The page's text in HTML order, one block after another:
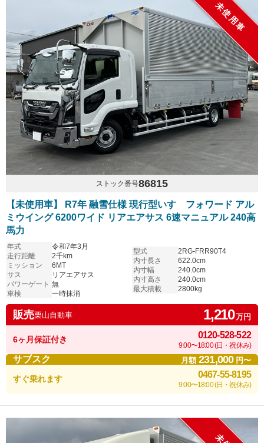
未使用車
ストック番号86815
【未使用車】 R7年 融雪仕様 現行型いすゞフォワード アル
ミウイング 6200ワイド リアエアサス 6速マニュアル 240高
馬力
年式
令和7年3月
走行距離
2千km
ミッション
6MT
サス
リアエアサス
パワーゲート 無
車検
一時抹消
型式
2RG-FRR90T4
内寸長さ
622.0cm
内寸幅
240.0cm
内寸高さ
240.0cm
最大積載
2800kg
販売栗山自動車 1,210万円
6ヶ月保証付き 0120-528-522
9:00〜18:00 (日・祝休み)
サブスク 月額231,000円〜
すぐ乗れます 0467-55-8195
9:00〜18:00 (日・祝休み)